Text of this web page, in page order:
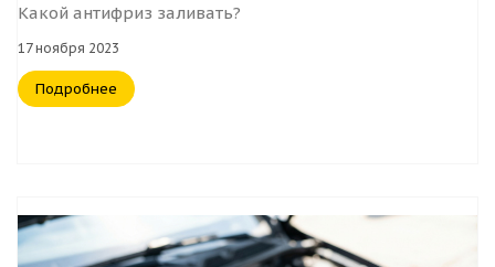
Какой антифриз заливать?
17 ноября 2023
Подробнее